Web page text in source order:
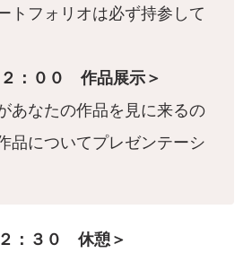
トフォリオは必ず持参して
：００ 作品展示＞
あなたの作品を見に来るの
品についてプレゼンテーシ
：３０ 休憩＞